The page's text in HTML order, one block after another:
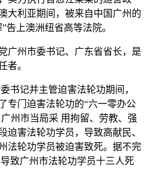
大利亚期间，被来自中国广州的
告上澳洲纽省高等法院。
广州市委书记、广东省省长，是
者。
书记并主管迫害法轮功期间，
专门迫害法轮功的“六一零办公
州市当局采 用拘留、劳教、强
迫害法轮功学员，导致高献民、
法轮功学员被迫害致死。据不完
致广州市法轮功学员十三人死